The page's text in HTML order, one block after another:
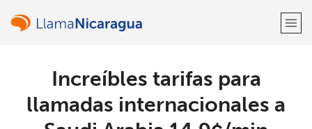
¡Bienvenido!
Increíbles tarifas para
llamadas internacionales a